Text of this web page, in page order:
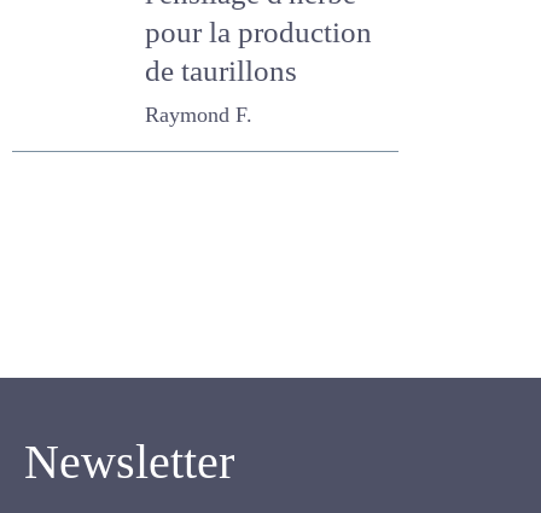
l'ensilage d'herbe
pour la production
de taurillons
Raymond F.
Newsletter